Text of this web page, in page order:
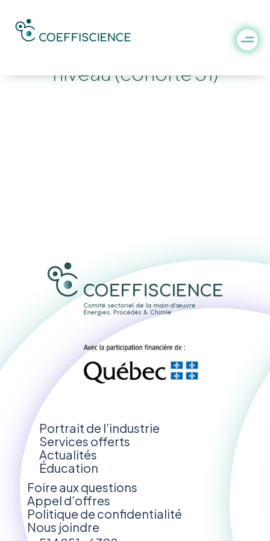
Gestionnaire de premier
niveau (cohorte 31)
Portrait de l’industrie
Services offerts
Actualités
Éducation
Foire aux questions
Appel d’offres
Politique de confidentialité
Nous joindre